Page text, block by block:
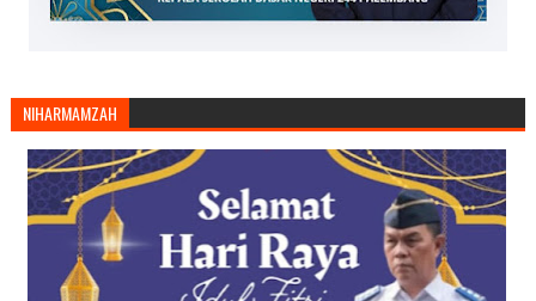
NIHARMAMZAH